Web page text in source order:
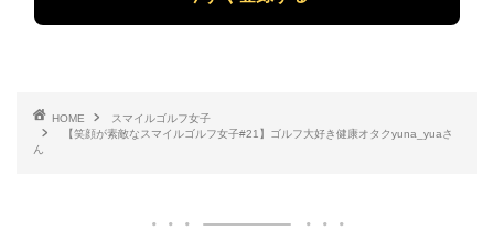
レ
HOME
スマイルゴルフ女子
【笑顔が素敵なスマイルゴルフ女子#21】ゴルフ大好き健康オタクyuna_yuaさ
ん